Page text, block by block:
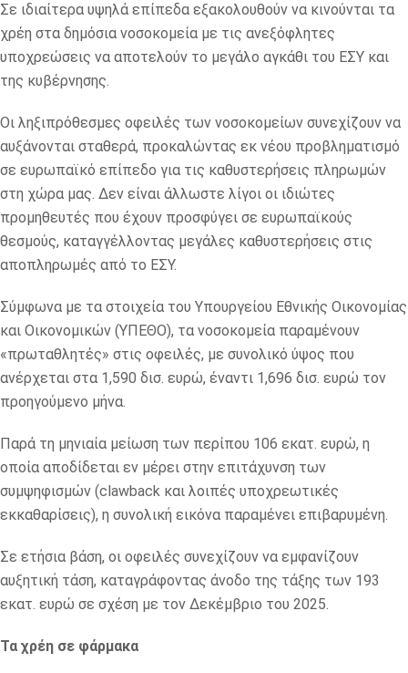
Σε ιδιαίτερα υψηλά επίπεδα εξακολουθούν να κινούνται τα
χρέη στα δημόσια νοσοκομεία με τις ανεξόφλητες
υποχρεώσεις να αποτελούν το μεγάλο αγκάθι του ΕΣΥ και
της κυβέρνησης.
Οι ληξιπρόθεσμες οφειλές των νοσοκομείων συνεχίζουν να
αυξάνονται σταθερά, προκαλώντας εκ νέου προβληματισμό
σε ευρωπαϊκό επίπεδο για τις καθυστερήσεις πληρωμών
στη χώρα μας. Δεν είναι άλλωστε λίγοι οι ιδιώτες
προμηθευτές που έχουν προσφύγει σε ευρωπαϊκούς
θεσμούς, καταγγέλλοντας μεγάλες καθυστερήσεις στις
αποπληρωμές από το ΕΣΥ.
Σύμφωνα με τα στοιχεία του Υπουργείου Εθνικής Οικονομίας
και Οικονομικών (ΥΠΕΘΟ), τα νοσοκομεία παραμένουν
«πρωταθλητές» στις οφειλές, με συνολικό ύψος που
ανέρχεται στα 1,590 δισ. ευρώ, έναντι 1,696 δισ. ευρώ τον
προηγούμενο μήνα.
Παρά τη μηνιαία μείωση των περίπου 106 εκατ. ευρώ, η
οποία αποδίδεται εν μέρει στην επιτάχυνση των
συμψηφισμών (clawback και λοιπές υποχρεωτικές
εκκαθαρίσεις), η συνολική εικόνα παραμένει επιβαρυμένη.
Σε ετήσια βάση, οι οφειλές συνεχίζουν να εμφανίζουν
αυξητική τάση, καταγράφοντας άνοδο της τάξης των 193
εκατ. ευρώ σε σχέση με τον Δεκέμβριο του 2025.
Τα χρέη σε φάρμακα